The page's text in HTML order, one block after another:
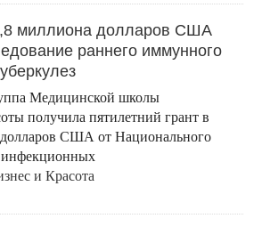
миллиона долларов США
раннего иммунного
Медицинской школы
получила пятилетний грант в
США от Национального
инфекционных
и Красота